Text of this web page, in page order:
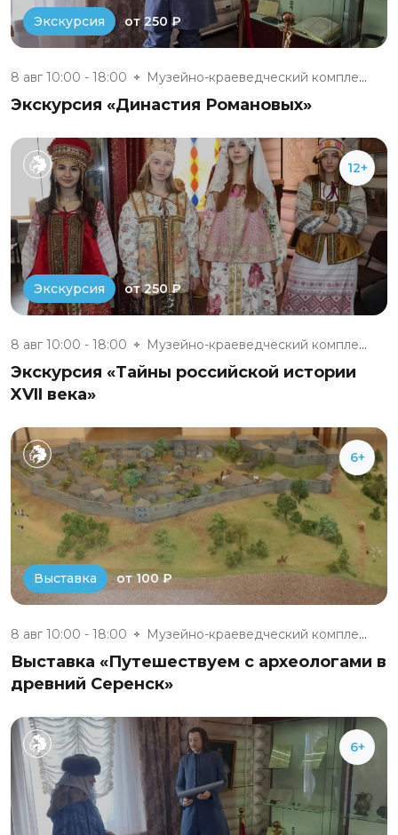
Экскурсия от 250 ₽
8 авг 10:00 - 18:00 Музейно-краеведческий комплекс...
Экскурсия «Династия Романовых»
12+
Экскурсия от 250 ₽
8 авг 10:00 - 18:00 Музейно-краеведческий комплекс...
Экскурсия «Тайны российской истории
XVII века»
6+
Выставка от 100 ₽
8 авг 10:00 - 18:00 Музейно-краеведческий комплекс...
Выставка «Путешествуем с археологами в
древний Серенск»
6+